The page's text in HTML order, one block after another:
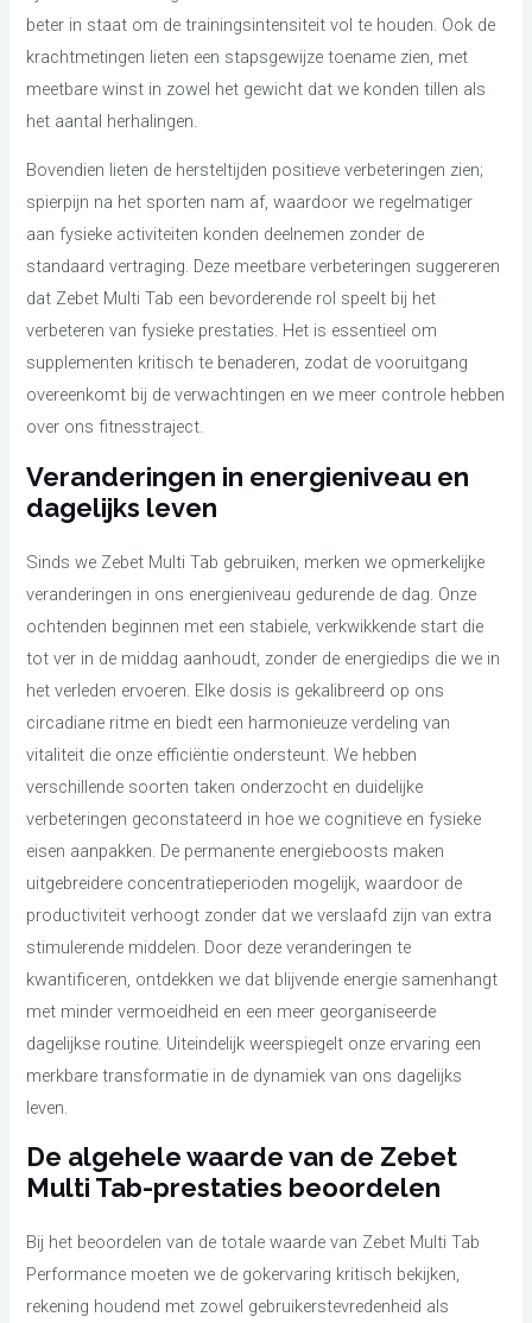
beter in staat om de trainingsintensiteit vol te houden. Ook de
krachtmetingen lieten een stapsgewijze toename zien, met
meetbare winst in zowel het gewicht dat we konden tillen als
het aantal herhalingen.
Bovendien lieten de hersteltijden positieve verbeteringen zien;
spierpijn na het sporten nam af, waardoor we regelmatiger
aan fysieke activiteiten konden deelnemen zonder de
standaard vertraging. Deze meetbare verbeteringen suggereren
dat Zebet Multi Tab een bevorderende rol speelt bij het
verbeteren van fysieke prestaties. Het is essentieel om
supplementen kritisch te benaderen, zodat de vooruitgang
overeenkomt bij de verwachtingen en we meer controle hebben
over ons fitnesstraject.
Veranderingen in energieniveau en
dagelijks leven
Sinds we Zebet Multi Tab gebruiken, merken we opmerkelijke
veranderingen in ons energieniveau gedurende de dag. Onze
ochtenden beginnen met een stabiele, verkwikkende start die
tot ver in de middag aanhoudt, zonder de energiedips die we in
het verleden ervoeren. Elke dosis is gekalibreerd op ons
circadiane ritme en biedt een harmonieuze verdeling van
vitaliteit die onze efficiëntie ondersteunt. We hebben
verschillende soorten taken onderzocht en duidelijke
verbeteringen geconstateerd in hoe we cognitieve en fysieke
eisen aanpakken. De permanente energieboosts maken
uitgebreidere concentratieperioden mogelijk, waardoor de
productiviteit verhoogt zonder dat we verslaafd zijn van extra
stimulerende middelen. Door deze veranderingen te
kwantificeren, ontdekken we dat blijvende energie samenhangt
met minder vermoeidheid en een meer georganiseerde
dagelijkse routine. Uiteindelijk weerspiegelt onze ervaring een
merkbare transformatie in de dynamiek van ons dagelijks
leven.
De algehele waarde van de Zebet
Multi Tab-prestaties beoordelen
Bij het beoordelen van de totale waarde van Zebet Multi Tab
Performance moeten we de gokervaring kritisch bekijken,
rekening houdend met zowel gebruikerstevredenheid als